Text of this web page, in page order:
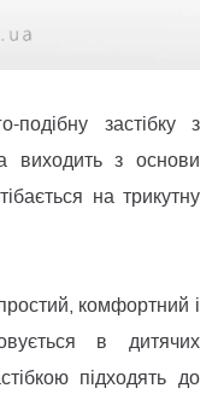
подібну застібку з
виходить з основи
на трикутну
комфортний і
в дитячих
підходять до